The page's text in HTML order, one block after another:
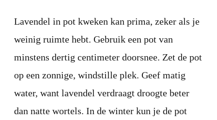
Lavendel in pot kweken kan prima, zeker als je
weinig ruimte hebt. Gebruik een pot van
minstens dertig centimeter doorsnee. Zet de pot
op een zonnige, windstille plek. Geef matig
water, want lavendel verdraagt droogte beter
dan natte wortels. In de winter kun je de pot